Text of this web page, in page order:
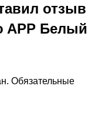
отзыв
APP Белый
Обязательные